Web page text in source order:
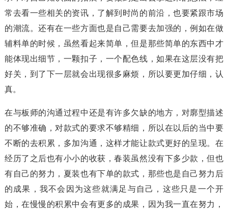
常去看一些相关的资讯，了解到时尚的前沿，也要紧跟市场
的潮流。还有在一些方面也是自己需要去加强的，例如在做
辅料单的时候，虽然看起来简单，但是那些简单的东西中才
能体现出细节，一颗扣子，一个配色线，如果在这层没有把
好关，到了下一层就会出现很多麻烦，所以要更加仔细，认
真。
在与板师的沟通过程中还是有许多欠缺的地方，对廓型描述
的不够准确，对款式的要求不够精细，所以在以后的当中要
不断的去积累，多加沟通，这样才能让款式更好的呈现。在
经历了之后也有小小的收获，春装虽然没有下多少款，但也
有自己的努力，夏装也有下单的款式，那些也是自己努力后
的成果，我不会因为这些就满足与自己，这些只是一个开
始，在慢慢的积累中会有更多的成果，因为我一直在努力，